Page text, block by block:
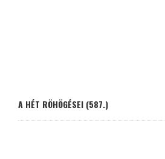
A HÉT RÖHÖGÉSEI (587.)